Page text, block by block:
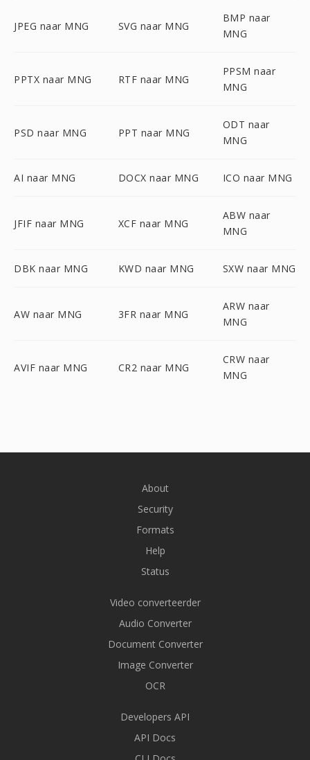
JPEG naar MNG SVG naar MNG
BMP naar
MNG
PPTX naar MNG RTF naar MNG
PPSM naar
MNG
PSD naar MNG PPT naar MNG
ODT naar
MNG
AI naar MNG DOCX naar MNG ICO naar MNG
JFIF naar MNG XCF naar MNG
ABW naar
MNG
DBK naar MNG KWD naar MNG SXW naar MNG
AW naar MNG 3FR naar MNG
ARW naar
MNG
AVIF naar MNG CR2 naar MNG
CRW naar
MNG
About
Security
Formats
Help
Status
Video converteerder
Audio Converter
Document Converter
Image Converter
OCR
Developers API
API Docs